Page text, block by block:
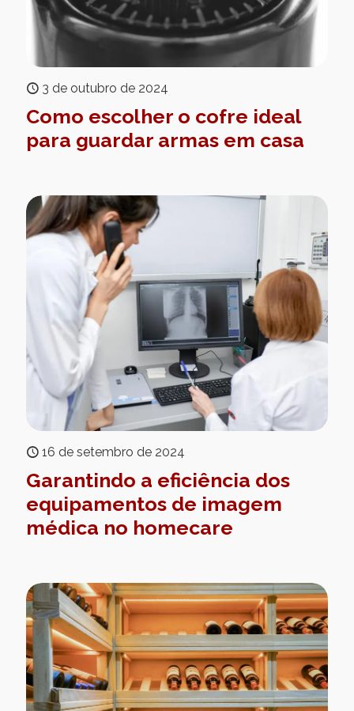
3 de outubro de 2024
Como escolher o cofre ideal
para guardar armas em casa
16 de setembro de 2024
Garantindo a eficiência dos
equipamentos de imagem
médica no homecare